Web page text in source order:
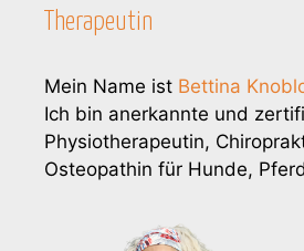
Therapeutin
Mein Name ist Bettina
Ich bin anerkannte und
Physiotherapeutin,
Osteopathin für Hunde,